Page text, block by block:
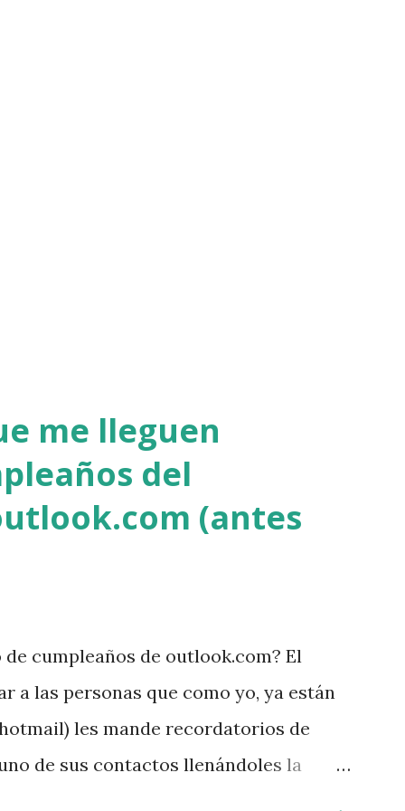
me lleguen
del
(antes
cumpleaños de outlook.com? El
a las personas que como yo, ya están
les mande recordatorios de
de sus contactos llenándoles la